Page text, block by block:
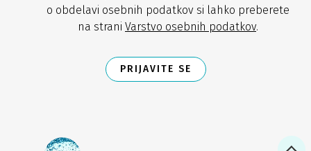
o obdelavi osebnih podatkov si lahko preberete
na strani Varstvo osebnih podatkov.
PRIJAVITE SE